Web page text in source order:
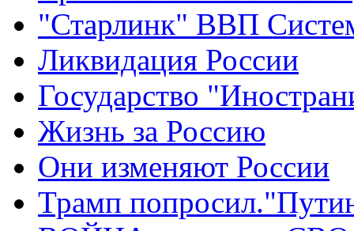
"Старлинк" ВВП
Ликвидация России
Государство
Жизнь за Россию
Они изменяют России
Трамп